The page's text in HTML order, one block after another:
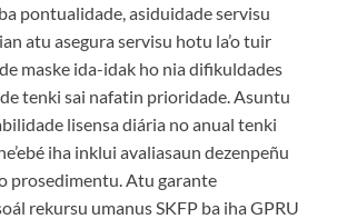
pontualidade, asiduidade servisu
atu asegura servisu hotu la’o tuir
maske ida-idak ho nia difikuldades
tenki sai nafatin prioridade. Asuntu
lisensa diária no anual tenki
iha inklui avaliasaun dezenpeñu
prosedimentu. Atu garante
rekursu umanus SKFP ba iha GPRU